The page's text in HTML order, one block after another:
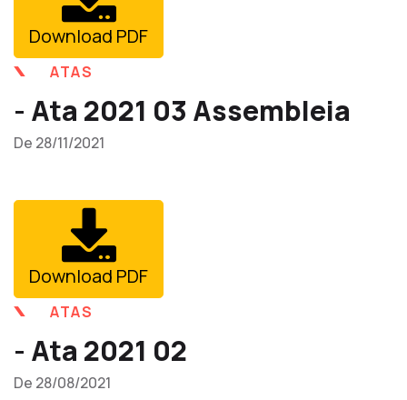
Download PDF
ATAS
- Ata 2021 03 Assembleia
De 28/11/2021
Download PDF
ATAS
- Ata 2021 02
De 28/08/2021